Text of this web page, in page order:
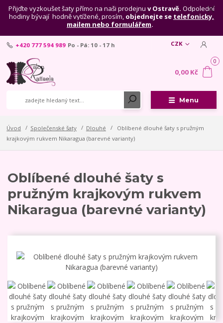
Přijďte vyzkoušet šaty přímo na naši prodejnu v Ostravě. Odpolední
hodiny bývají hodně vytížené, prosím, objednejte se telefonicky,
mailem nebo formulářem.
Menu
CZK
+420 777 594 989 Po - Pá: 10 - 17 h
0
0,00 Kč
Úvod Společenské šaty Dlouhé
Oblíbené dlouhé šaty s pružným
krajkovým rukvem Nikaragua (barevné varianty)
Oblíbené dlouhé šaty s
pružným krajkovým rukvem
Nikaragua (barevné varianty)